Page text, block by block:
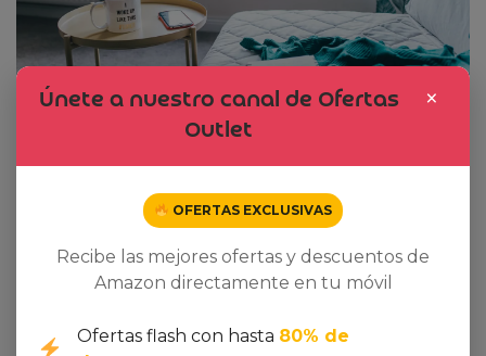
×
Únete a nuestro canal de Ofertas
Outlet
OFERTAS EXCLUSIVAS
Recibe las mejores ofertas y descuentos de
Amazon directamente en tu móvil
Ofertas flash con hasta 80% de